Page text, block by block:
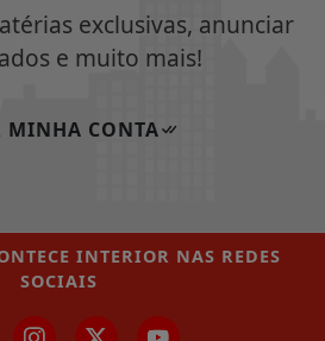
exclusivas, anunciar
e muito mais!
MINHA CONTA
INTERIOR NAS REDES
SOCIAIS